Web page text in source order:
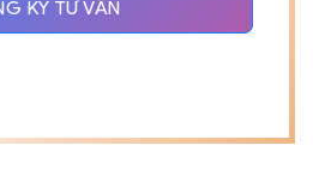
KÝ TƯ VẤN